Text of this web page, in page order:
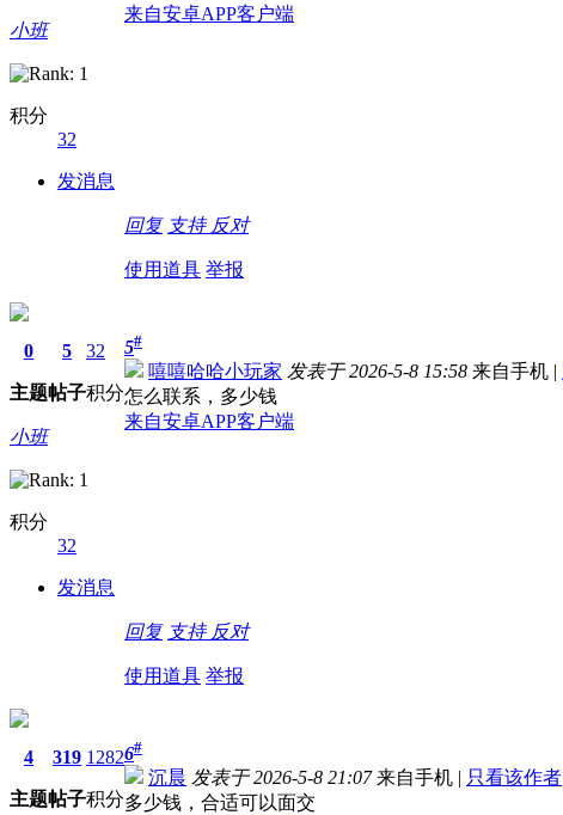
小班
积分
32
发消息
来自安卓APP客户端
回复 支持 反对
使用道具 举报
0
主题
5
帖子
32
积分
小班
积分
32
发消息
5#
嘻嘻哈哈小玩家 发表于 2026-5-8 15:58 来自手机 |
怎么联系，多少钱
来自安卓APP客户端
回复 支持 反对
使用道具 举报
4
主题
319
帖子
1282
积分
6#
沉晨 发表于 2026-5-8 21:07 来自手机 | 只看该作者
多少钱，合适可以面交